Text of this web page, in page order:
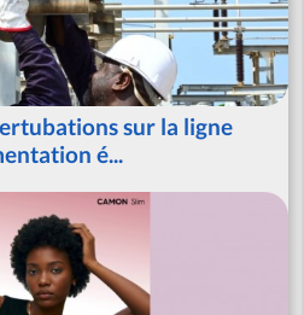
sur la ligne
é...